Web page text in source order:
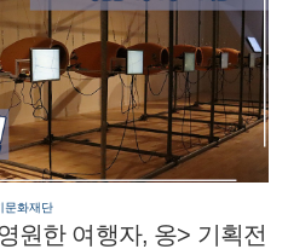
문화재단
원한 여행자, 옹> 기획전